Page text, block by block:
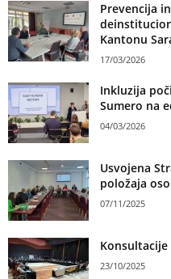
Prevencija
Kantonu
17/03/2026
Inkluzija
Sumero na
04/03/2026
Usvojena
položaja
07/11/2025
Konsultacije
23/10/2025